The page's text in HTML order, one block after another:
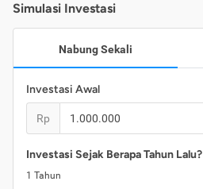
Simulasi Investasi
Nabung Sekali
Investasi Awal
Rp
Investasi Sejak Berapa Tahun Lalu?
1 Tahun